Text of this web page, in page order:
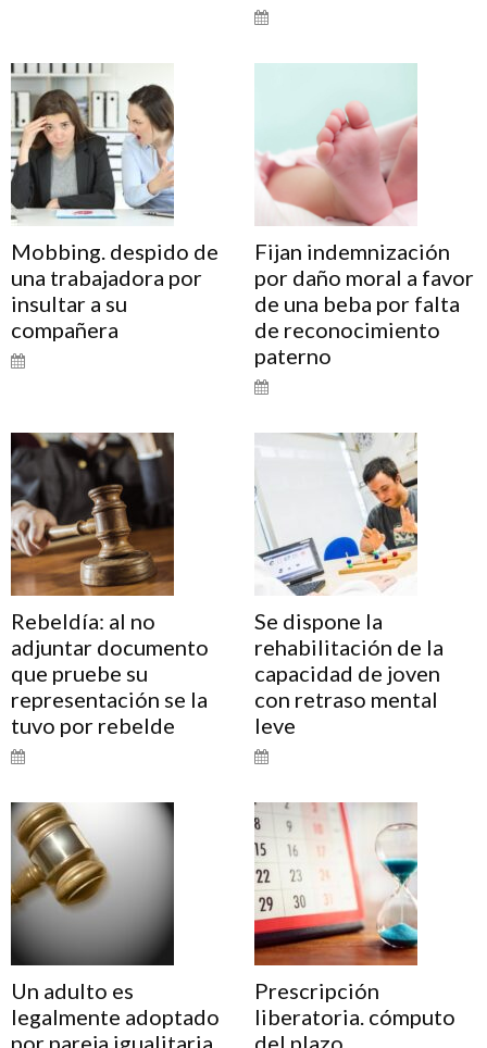
Mobbing. despido de
una trabajadora por
insultar a su
compañera
Fijan indemnización
por daño moral a favor
de una beba por falta
de reconocimiento
paterno
Rebeldía: al no
adjuntar documento
que pruebe su
representación se la
tuvo por rebelde
Se dispone la
rehabilitación de la
capacidad de joven
con retraso mental
leve
Un adulto es
legalmente adoptado
por pareja igualitaria
Prescripción
liberatoria. cómputo
del plazo